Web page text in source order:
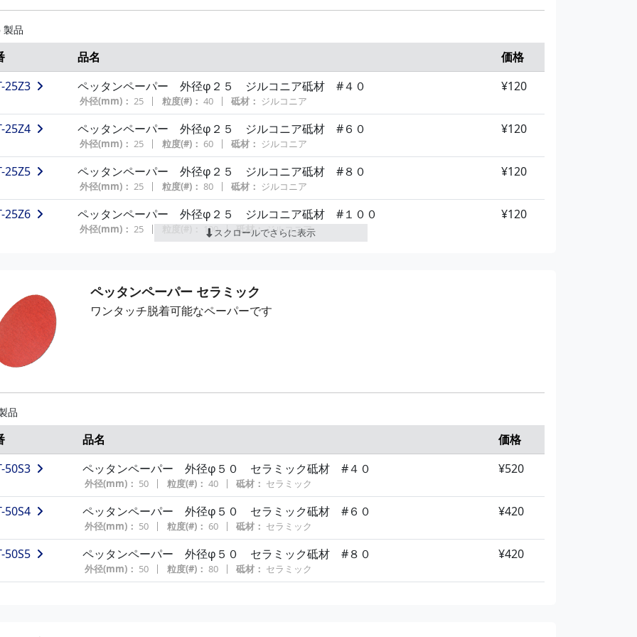
38A3 ペッタンペーパー 外径φ３８ アルミナ砥材 #４０ ¥120
ペッタンペーパー 外径φ３８ アルミナ砥材 #６０
外径(mm)：38 粒度(#)：60 砥材：アルミナ
¥120
ペッタンペーパー 外径φ３８ アルミナ砥材 #８０
外径(mm)：38 粒度(#)：80 砥材：アルミナ
ペッタンペーパー 外径φ３８ アルミナ砥材 #１２０
外径(mm)：38 粒度(#)：120 砥材：アルミナ
ペッタンペーパー 外径φ３８ アルミナ砥材 #１８０
外径(mm)：38 粒度(#)：180 砥材：アルミナ
ペッタンペーパー 外径φ３８ アルミナ砥材 #２４０
38 粒度(#)：240 砥材：アルミナ
外径(mm)：
50A3 ペッタンペーパー 外径φ５０ アルミナ砥材 #４０
50A4
50A5 ペッタンペーパー 外径φ５０ アルミナ砥材 #８０ ¥440
ペッタンペーパー 外径φ５０ アルミナ砥材 #１２０
外径(mm)：50 粒度(#)：120 砥材：アルミナ
¥440
ペッタンペーパー 外径φ５０ アルミナ砥材 #１８０
外径(mm)：50 粒度(#)：180 砥材：アルミナ
製品
品名
価格
25Z3
ペッタンペーパー 外径φ２５ ジルコニア砥材 #４０
外径(mm)： 25 粒度(#)： 40 砥材： ジルコニア
¥120
25Z4 ペッタンペーパー 外径φ２５ ジルコニア砥材 #６０
外径(mm)： 25 粒度(#)： 60 砥材： ジルコニア
¥120
25Z5 ペッタンペーパー 外径φ２５ ジルコニア砥材 #８０
外径(mm)： 25 粒度(#)： 80 砥材： ジルコニア
¥120
25Z6 ペッタンペーパー 外径φ２５ ジルコニア砥材 #１００
外径(mm)： 25 100 砥材：ジルコニア
¥120
38Z3 ペッタンペーパー 外径φ３８ ジルコニア砥材 #４０
外径(mm)： 38 粒度(#)：40 砥材： ジルコニア
38Z4
38Z6 ペッタンペーパー 外径φ３８ ジルコニア砥材 #１００
外径(mm)：
¥140
38Z7 ペッタンペーパー 外径φ３８ ジルコニア砥材 #１２０
外径(mm)： 38 粒度(#)： 120 砥材： ジルコニア
¥140
50Z3 ペッタンペーパー 外径φφ５０ ジルコニア砥材 #４０
外径(mm)： 50 粒度(#)： 40 砥材： ジルコニア
¥440
50Z4 ペッタンペーパー 外径φφ５０ ジルコニア砥材 #６０
外径(mm)： 50 粒度(#)： 60 砥材： ジルコニア
¥440
スクロールでさらに表示
ペッタンペーパー セラミック
ワンタッチ脱着可能なペーパーです
品
品名
価格
50S3
ペッタンペーパー 外径φ５０ セラミック砥材 #４０
外径(mm)： 50 粒度(#)： 40 砥材： セラミック
¥520
50S4 ペッタンペーパー 外径φ５０ セラミック砥材 #６０
外径(mm)： 50 粒度(#)： 60 砥材： セラミック
¥420
50S5 ペッタンペーパー 外径φ５０ セラミック砥材 #８０
外径(mm)： 50 粒度(#)： 80 砥材： セラミック
¥420